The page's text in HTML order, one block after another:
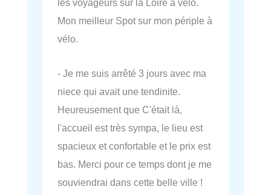
les voyageurs sur la Loire à vélo.
Mon meilleur Spot sur mon périple à
vélo.
- Je me suis arrêté 3 jours avec ma
niece qui avait une tendinite.
Heureusement que C'était là,
l'accueil est très sympa, le lieu est
spacieux et confortable et le prix est
bas. Merci pour ce temps dont je me
souviendrai dans cette belle ville !